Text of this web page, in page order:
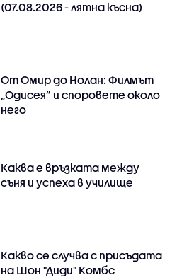
(07.08.2026 - лятна късна)
От Омир до Нолан: Филмът
„Одисея” и споровете около
него
Каква е връзката между
съня и успеха в училище
Какво се случва с присъдата
на Шон "Диди" Комбс